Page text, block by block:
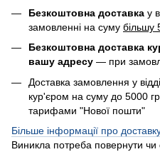
Безкоштовна доставка у
замовленні на суму більшу
Безкоштовна доставка
вашу адресу — при
Доставка замовлення у
кур'єром на суму до 5000
тарифами "Нової пошти"
Більше інформації про
Виникла потреба повернути